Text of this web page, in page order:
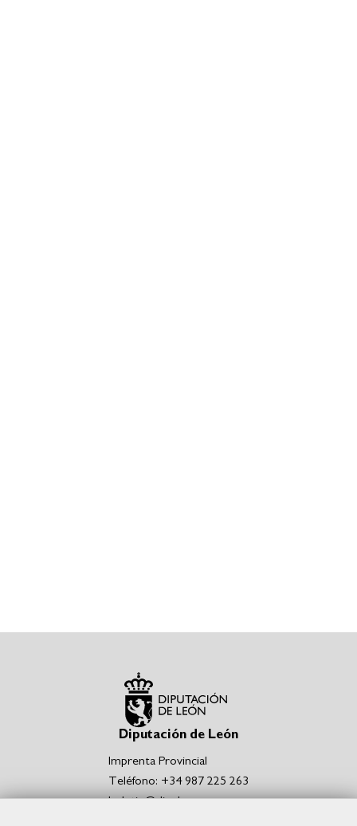
Diputación de León
Imprenta Provincial
Teléfono: +34 987 225 263
boletin@dipuleon.es